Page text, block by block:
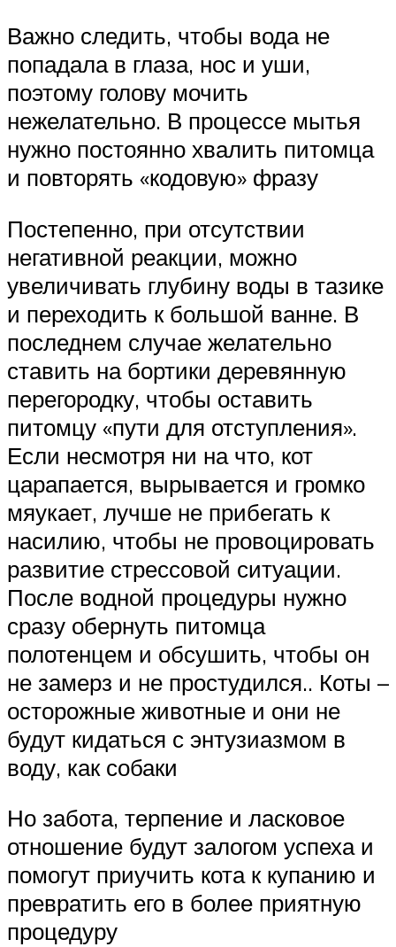
Важно следить, чтобы вода не
попадала в глаза, нос и уши,
поэтому голову мочить
нежелательно. В процессе мытья
нужно постоянно хвалить питомца
и повторять «кодовую» фразу
Постепенно, при отсутствии
негативной реакции, можно
увеличивать глубину воды в тазике
и переходить к большой ванне. В
последнем случае желательно
ставить на бортики деревянную
перегородку, чтобы оставить
питомцу «пути для отступления».
Если несмотря ни на что, кот
царапается, вырывается и громко
мяукает, лучше не прибегать к
насилию, чтобы не провоцировать
развитие стрессовой ситуации.
После водной процедуры нужно
сразу обернуть питомца
полотенцем и обсушить, чтобы он
не замерз и не простудился.. Коты –
осторожные животные и они не
будут кидаться с энтузиазмом в
воду, как собаки
Но забота, терпение и ласковое
отношение будут залогом успеха и
помогут приучить кота к купанию и
превратить его в более приятную
процедуру